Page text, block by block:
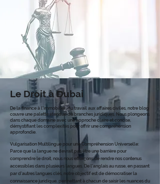
Le Droit à Dubai
De la finance à l'immobilier, du travail aux affaires civiles, notre blog
couvre une palette étendue de branches juridiques. Nous plongeons
dans chaque domaine avec une approche claire et concise,
démystifiant les complexités pour offrir une compréhension
approfondie.
Vulgarisation Multilingue pour une Compréhension Universelle:
Parce que la langue ne devrait pas être une barrière pour
comprendre le droit, nous nous efforçons de rendre nos contenus
accessibles dans plusieurs langues. De l'anglais au russe, en passant
par d'autres langues clés, notre objectif est de démocratiser la
connaissance juridique, permettant à chacun de saisir les nuances du